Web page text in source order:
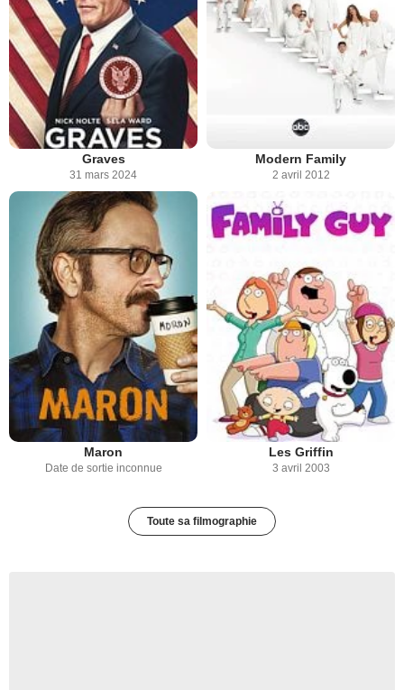
Graves
31 mars 2024
Modern Family
2 avril 2012
Maron
Date de sortie inconnue
Les Griffin
3 avril 2003
Toute sa filmographie